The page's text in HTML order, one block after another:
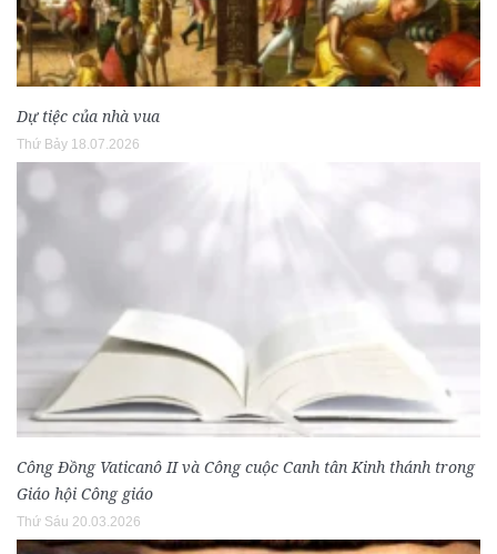
Dự tiệc của nhà vua
Thứ Bảy 18.07.2026
Công Đồng Vaticanô II và Công cuộc Canh tân Kinh thánh trong
Giáo hội Công giáo
Thứ Sáu 20.03.2026